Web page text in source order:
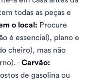
todas as peças e
o local: Procure
é essencial), plano e
cheiro), mas não
- Carvão:
de gasolina ou